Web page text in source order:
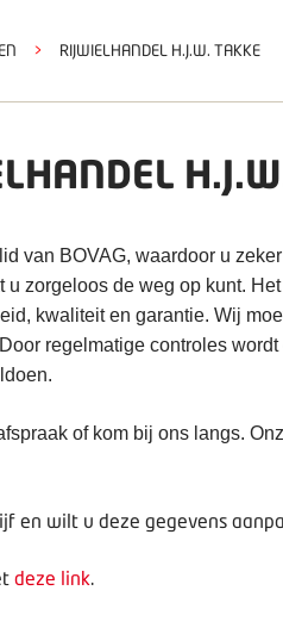
> RIJWIELHANDEL H.J.W. TAKKE
van BOVAG, waardoor u
u zorgeloos de weg op kunt.
kwaliteit en garantie. Wij
regelmatige controles
of kom bij ons langs.
en wilt u deze gegevens
deze link.